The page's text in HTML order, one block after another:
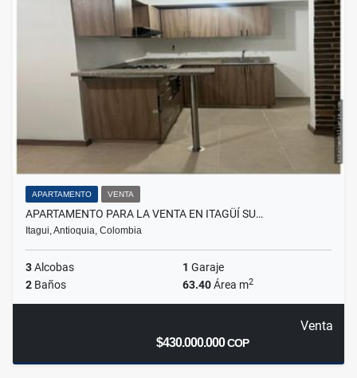
APARTAMENTO VENTA
APARTAMENTO PARA LA VENTA EN ITAGÜÍ SU…
Itagui, Antioquia, Colombia
3Alcobas 1 Garaje
2 Baños 63.40Área m2
Venta
$430.000.000COP